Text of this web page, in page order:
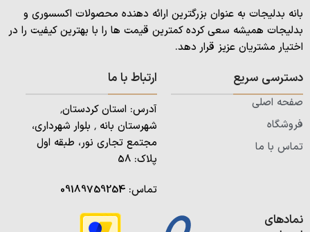
بانه بدلیجات به عنوان بزرگترین ارائه دهنده محصولات اکسسوری و
بدلیجات همیشه سعی کرده کمترین قیمت ها را با بهترین کیفیت را در
اختیار مشتریان عزیز قرار دهد.
دسترسی سریع
صفحه اصلی
فروشگاه
تماس با ما
ارتباط با ما
آدرس: استان کردستان٬
شهرستان بانه ٬ بلوار شهرداری،
مجتمع تجاری نور، طبقه اول
پلاک: 58
تماس: 09189759254
نمادهای